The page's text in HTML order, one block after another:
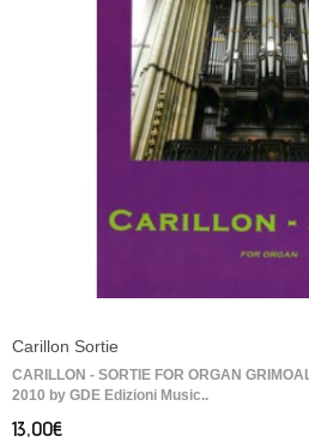
Carillon Sortie
CARILLON - SORTIE FOR ORGAN
2010 by GDE Edizioni Music..
13,00€